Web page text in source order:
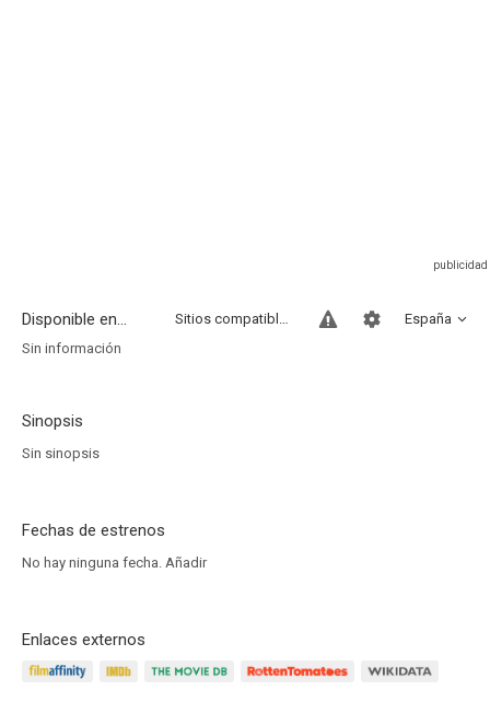
Disponible en... España
Sitios compatibles
Sin información
Sinopsis
Sin sinopsis
Fechas de estrenos
No hay ninguna fecha. Añadir
Enlaces externos